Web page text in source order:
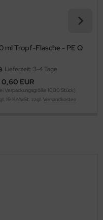
ml Tropf-Flasche - PE Q
Lieferzeit: 3-4 Tage
0,60 EUR
Verpackungsgröße 1000 Stück)
19 % MwSt. zzgl. Versandkosten